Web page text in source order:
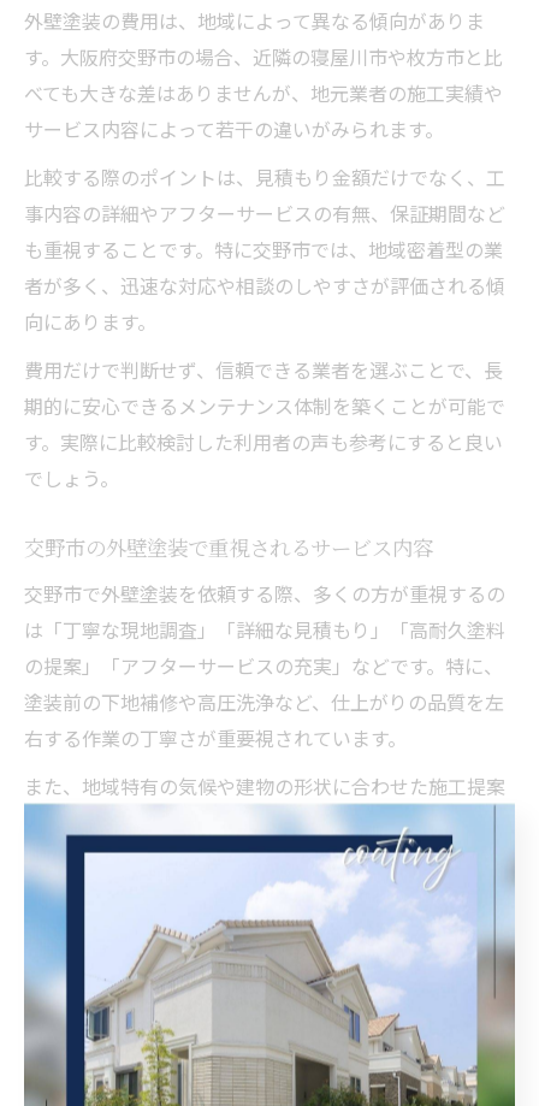
外壁塗装の費用は、地域によって異なる傾向がありま
す。大阪府交野市の場合、近隣の寝屋川市や枚方市と比
べても大きな差はありませんが、地元業者の施工実績や
サービス内容によって若干の違いがみられます。
比較する際のポイントは、見積もり金額だけでなく、工
事内容の詳細やアフターサービスの有無、保証期間など
も重視することです。特に交野市では、地域密着型の業
者が多く、迅速な対応や相談のしやすさが評価される傾
向にあります。
費用だけで判断せず、信頼できる業者を選ぶことで、長
期的に安心できるメンテナンス体制を築くことが可能で
す。実際に比較検討した利用者の声も参考にすると良い
でしょう。
交野市の外壁塗装で重視されるサービス内容
交野市で外壁塗装を依頼する際、多くの方が重視するの
は「丁寧な現地調査」「詳細な見積もり」「高耐久塗料
の提案」「アフターサービスの充実」などです。特に、
塗装前の下地補修や高圧洗浄など、仕上がりの品質を左
右する作業の丁寧さが重要視されています。
また、地域特有の気候や建物の形状に合わせた施工提案
や、施工中の近隣配慮も評価ポイントとなっています。
例えば、騒音や塗料の臭いへの配慮、工事後の清掃作業
など、細やかなサービスが信頼につながります。
実際に利用した方の口コミでは「相談しやすかった」
「疑問点に丁寧に答えてもらえた」など、コミュニケー
ション面の満足度も高く、安心して任せられる業者選び
が大切だといえるでしょう。